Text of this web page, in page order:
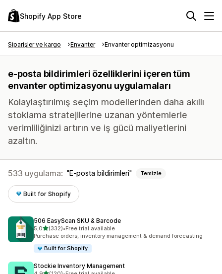
Shopify App Store
Siparişler ve kargo Envanter Envanter optimizasyonu
e-posta bildirimleri özelliklerini içeren tüm
envanter optimizasyonu uygulamaları
Kolaylaştırılmış seçim modellerinden daha akıllı
stoklama stratejilerine uzanan yöntemlerle
verimliliğinizi artırın ve iş gücü maliyetlerini
azaltın.
533 uygulama: E-posta bildirimleri Temizle
Built for Shopify
506 EasyScan SKU & Barcode
5,05 yıldız üzerinden
(332)
toplam 332 değerlendirme
•Free trial available
Purchase orders, inventory management & demand forecasting
Built for Shopify
Stockie Inventory Management